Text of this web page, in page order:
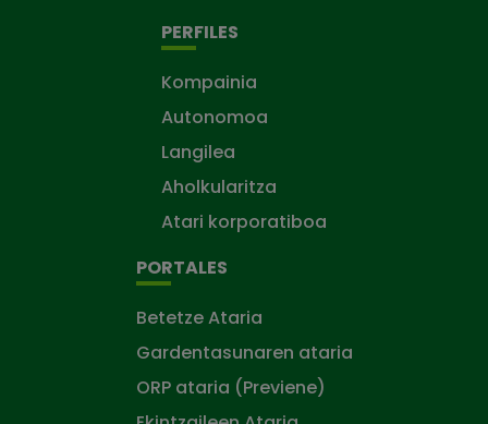
PERFILES
Kompainia
Autonomoa
Langilea
Aholkularitza
Atari korporatiboa
PORTALES
Betetze Ataria
Gardentasunaren ataria
ORP ataria (Previene)